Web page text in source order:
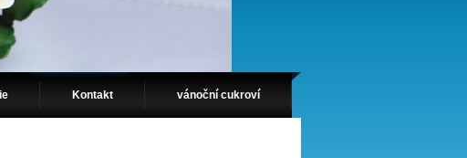
Kontakt vánoční cukroví